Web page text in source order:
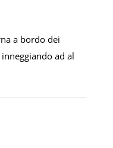
a bordo dei
ad al